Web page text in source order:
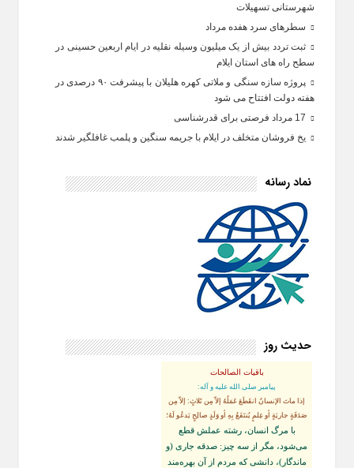
شهرستانی تسهیلات
سطرهای سرد هفده مرداد
ثبت تردد بیش از یک میلیون وسیله نقلیه در ایام اربعین حسینی در
سطح راه‌ های استان ایلام
پروژه سازه سنگی و ملاتی کهره هلیلان با پیشرفت ۹۰ درصدی در
هفته دولت افتتاح می شود
یخ‌ فروشان متخلف در ایلام با جریمه سنگین و پلمب غافلگیر شدند
نماد رسانه
حدیث روز
باقیات الصالحات
پيامبر صلى‏ الله‏ عليه ‏و‏ آله:
إذا ماتَ الإنسانُ انقَطَعَ عَمَلُهُ إلاّ مِن ثَلاثٍ: إلاّ مِن
صَدَقَةٍ جاريَةٍ أو عِلمٍ يُنتَفَعُ بِهِ أو وَلَدٍ صالِحٍ يَدعُو لَهُ؛
با مرگ انسان، رشته عملش قطع
مى‌شود، مگر از سه چيز: صدقه جارى (و
ماندگار)، دانشى كه مردم از آن بهره‏‌مند